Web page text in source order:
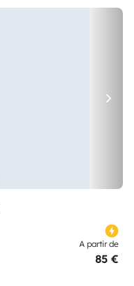
A partir de
85 €